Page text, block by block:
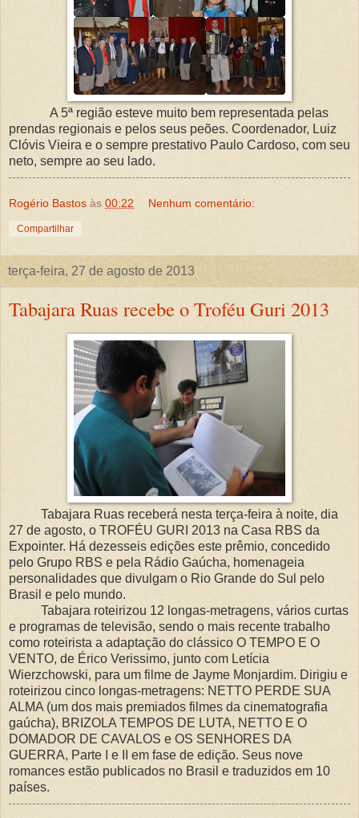
A 5ª região esteve muito bem representada pelas
prendas regionais e pelos seus peões. Coordenador, Luiz
Clóvis Vieira e o sempre prestativo Paulo Cardoso, com seu
neto, sempre ao seu lado.
Rogério Bastos às 00:22 Nenhum comentário:
Compartilhar
terça-feira, 27 de agosto de 2013
Tabajara Ruas recebe o Troféu Guri 2013
Tabajara Ruas receberá nesta terça-feira à noite, dia
27 de agosto, o TROFÉU GURI 2013 na Casa RBS da
Expointer. Há dezesseis edições este prêmio, concedido
pelo Grupo RBS e pela Rádio Gaúcha, homenageia
personalidades que divulgam o Rio Grande do Sul pelo
Brasil e pelo mundo.
Tabajara roteirizou 12 longas-metragens, vários curtas
e programas de televisão, sendo o mais recente trabalho
como roteirista a adaptação do clássico O TEMPO E O
VENTO, de Érico Verissimo, junto com Letícia
Wierzchowski, para um filme de Jayme Monjardim. Dirigiu e
roteirizou cinco longas-metragens: NETTO PERDE SUA
ALMA (um dos mais premiados filmes da cinematografia
gaúcha), BRIZOLA TEMPOS DE LUTA, NETTO E O
DOMADOR DE CAVALOS e OS SENHORES DA
GUERRA, Parte I e II em fase de edição. Seus nove
romances estão publicados no Brasil e traduzidos em 10
países.